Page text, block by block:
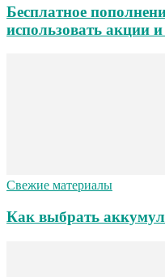
Бесплатное
использовать акции
Свежие материалы
Как выбрать